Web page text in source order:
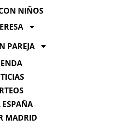
NIÑOS
PAREJA
MADRID